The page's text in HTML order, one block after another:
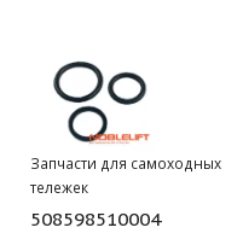
Запчасти для самоходных
тележек
508598510004